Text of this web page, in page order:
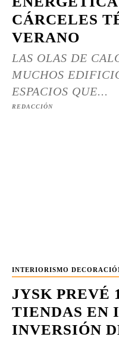
CÁRCELES
VERANO
LAS OLAS DE
MUCHOS
ESPACIOS QUE...
REDACCIÓN
INTERIORISMO
JYSK PREVÉ
TIENDAS EN
INVERSIÓN